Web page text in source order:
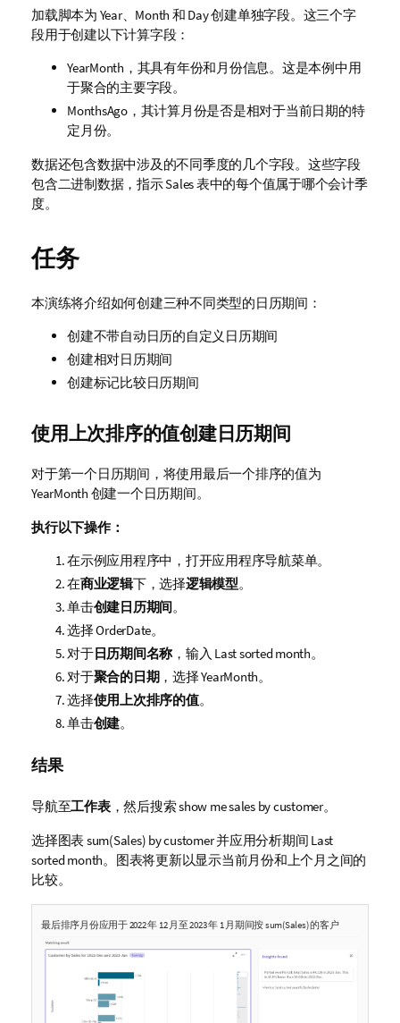
加载脚本为 Year、 Month 和 Day创建单独字段。这三个字
段用于创建以下计算字段：
YearMonth ，其具有年份和月份信息。这是本例中用
于聚合的主要字段。
MonthsAgo，其计算月份是否是相对于当前日期的特
定月份。
数据还包含数据中涉及的不同季度的几个字段。这些字段
包含二进制数据，指示Sales表中的每个值属于哪个会计季
度。
任务
本演练将介绍如何创建三种不同类型的日历期间：
创建不带自动日历的自定义日历期间
创建相对日历期间
创建标记比较日历期间
使用上次排序的值创建日历期间
对于第一个日历期间，将使用最后一个排序的值为
YearMonth 创建一个日历期间。
执行以下操作：
在示例应用程序中，打开应用程序导航菜单。
在商业逻辑下，选择逻辑模型。
单击创建日历期间。
选择OrderDate。
对于日历期间名称，输入 Last sorted month。
对于聚合的日期 ，选择YearMonth。
选择使用上次排序的值。
单击创建。
结果
导航至工作表，然后搜索show me sales by customer。
选择图表sum(Sales) by customer并应用分析期间 Last
sorted month。图表将更新以显示当前月份和上个月之间的
比较。
最后排序月份应用于2022 年 12 月至 2023 年 1 月期间按 sum(Sales) 的客户